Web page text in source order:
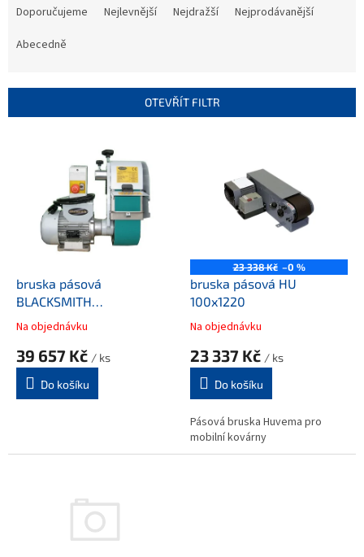
r
Doporučujeme Nejlevnější Nejdražší
Nejprodávanější
Abecedně
OTEVŘÍT FILTR
bruska pásová
BLACKSMITH
1.5kW/2680ot.
Na objednávku
39 657 Kč / ks
Do košíku
23 338 Kč –0 %
bruska pásová HU
100x1220
Na objednávku
23 337 Kč / ks
Do košíku
Pásová bruska Huvema pro
mobilní kovárny